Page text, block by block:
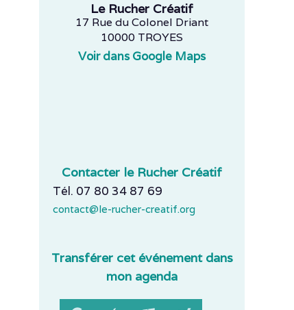
Le Rucher Créatif
17 Rue du Colonel Driant
10000 TROYES
Voir dans Google Maps
Contacter le Rucher Créatif
Tél. 07 80 34 87 69
contact@le-rucher-creatif.org
Transférer cet événement dans
mon agenda